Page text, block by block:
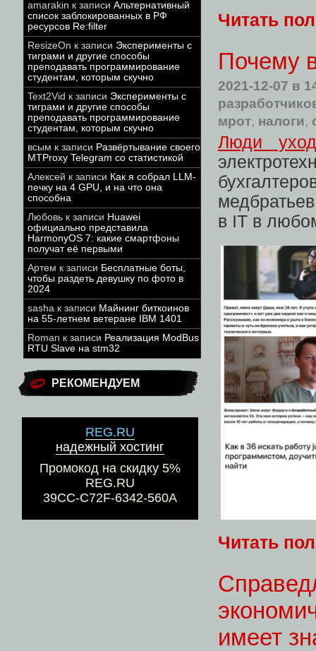
amarakin к записи Альтернативный
список заблокированных в РФ
ресурсов Re:filter
ResizeOn к записи Эксперименты с
тиграми и другие способы
преподавать программирование
студентам, которым скучно
Text2Vid к записи Эксперименты с
тиграми и другие способы
преподавать программирование
студентам, которым скучно
всым к записи Развёртывание своего
MTProxy Telegram со статистикой
Алексей к записи Как я собрал LLM-
печку на 4 GPU, и на что она
способна
Любовь к записи Huawei
официально представила
HarmonyOS 7: какие смартфоны
получат её первыми
Артем к записи Бесплатные боты,
чтобы раздеть девушку по фото в
2024
sasha к записи Майнинг биткоинов
на 55-летнем ветеране IBM 1401
Roman к записи Реализация ModBus
RTU Slave на stm32
РЕКОМЕНДУЕМ
REG.RU
надежный хостинг
Промокод на скидку 5%
REG.RU
39CC-C72F-6342-560A
Читать
Почему
2021-12-07 в
мрот, налоги,
Люди
в IT в
Читать
имеет